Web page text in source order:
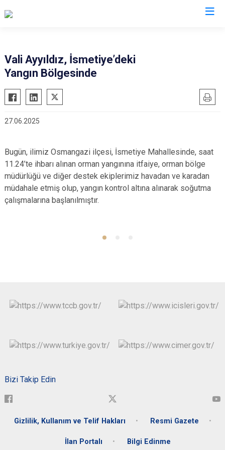
Vali Ayyıldız, İsmetiye’deki
Yangın Bölgesinde
27.06.2025
Bugün, ilimiz Osmangazi ilçesi, İsmetiye Mahallesinde, saat
11.24’te ihbarı alınan orman yangınına itfaiye, orman bölge
müdürlüğü ve diğer destek ekiplerimiz havadan ve karadan
müdahale etmiş olup, yangın kontrol altına alınarak soğutma
çalışmalarına başlanılmıştır.
Bizi Takip Edin
Gizlilik, Kullanım ve Telif Hakları Resmi Gazete
İlan Portalı Bilgi Edinme